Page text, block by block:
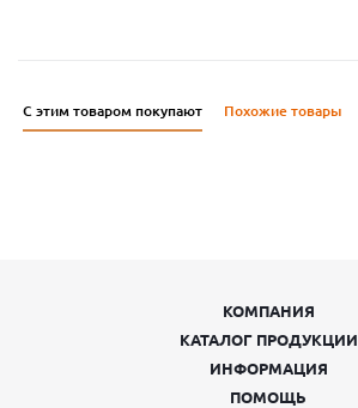
С этим товаром покупают Похожие товары
КОМПАНИЯ
КАТАЛОГ ПРОДУКЦИИ
ИНФОРМАЦИЯ
ПОМОЩЬ